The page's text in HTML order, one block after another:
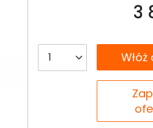
3
__B2C.PRODUCT.QUANTITY